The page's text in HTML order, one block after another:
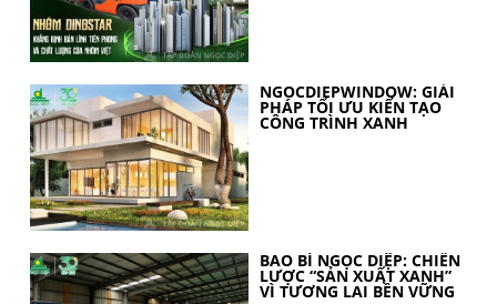
NGOCDIEPWINDOW: GIẢI
PHÁP TỐI ƯU KIẾN TẠO
CÔNG TRÌNH XANH
BAO BÌ NGỌC DIỆP: CHIẾN
LƯỢC “SẢN XUẤT XANH”
VÌ TƯƠNG LAI BỀN VỮNG